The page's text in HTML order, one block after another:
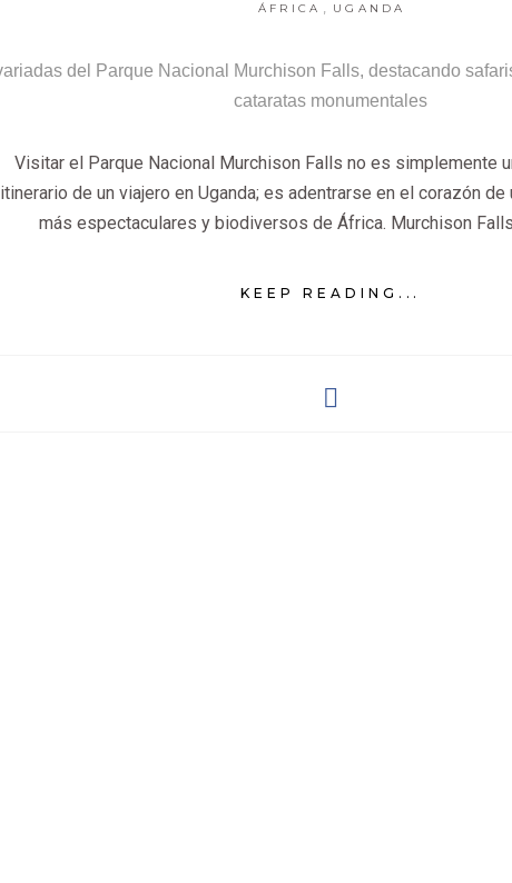
ÁFRICA UGANDA
Visitar el Parque Nacional Murchison Falls no es simplemente
itinerario de un viajero en Uganda; es adentrarse en el corazón
más espectaculares y biodiversos de África. Murchison
KEEP READING...